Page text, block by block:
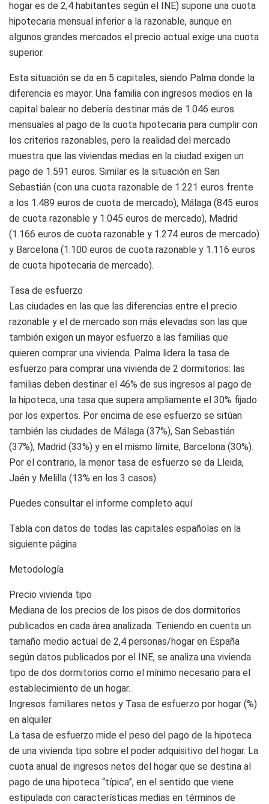
hogar es de 2,4 habitantes según el INE) supone una cuota
hipotecaria mensual inferior a la razonable, aunque en
algunos grandes mercados el precio actual exige una cuota
superior.
Esta situación se da en 5 capitales, siendo Palma donde la
diferencia es mayor. Una familia con ingresos medios en la
capital balear no debería destinar más de 1.046 euros
mensuales al pago de la cuota hipotecaria para cumplir con
los criterios razonables, pero la realidad del mercado
muestra que las viviendas medias en la ciudad exigen un
pago de 1.591 euros. Similar es la situación en San
Sebastián (con una cuota razonable de 1.221 euros frente
a los 1.489 euros de cuota de mercado), Málaga (845 euros
de cuota razonable y 1.045 euros de mercado), Madrid
(1.166 euros de cuota razonable y 1.274 euros de mercado)
y Barcelona (1.100 euros de cuota razonable y 1.116 euros
de cuota hipotecaria de mercado).
Tasa de esfuerzo
Las ciudades en las que las diferencias entre el precio
razonable y el de mercado son más elevadas son las que
también exigen un mayor esfuerzo a las familias que
quieren comprar una vivienda. Palma lidera la tasa de
esfuerzo para comprar una vivienda de 2 dormitorios: las
familias deben destinar el 46% de sus ingresos al pago de
la hipoteca, una tasa que supera ampliamente el 30% fijado
por los expertos. Por encima de ese esfuerzo se sitúan
también las ciudades de Málaga (37%), San Sebastián
(37%), Madrid (33%) y en el mismo límite, Barcelona (30%).
Por el contrario, la menor tasa de esfuerzo se da Lleida,
Jaén y Melilla (13% en los 3 casos).
Puedes consultar el informe completo aquí
Tabla con datos de todas las capitales españolas en la
siguiente página
Metodología
Precio vivienda tipo
Mediana de los precios de los pisos de dos dormitorios
publicados en cada área analizada. Teniendo en cuenta un
tamaño medio actual de 2,4 personas/hogar en España
según datos publicados por el INE, se analiza una vivienda
tipo de dos dormitorios como el mínimo necesario para el
establecimiento de un hogar.
Ingresos familiares netos y Tasa de esfuerzo por hogar (%)
en alquiler
La tasa de esfuerzo mide el peso del pago de la hipoteca
de una vivienda tipo sobre el poder adquisitivo del hogar. La
cuota anual de ingresos netos del hogar que se destina al
pago de una hipoteca “típica”, en el sentido que viene
estipulada con características medias en términos de